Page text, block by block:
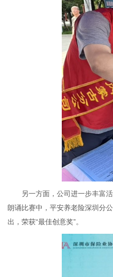
另一方面，公司进一步丰富活
朗诵比赛中，平安养老险深圳分
出，荣获“最佳创意奖”。